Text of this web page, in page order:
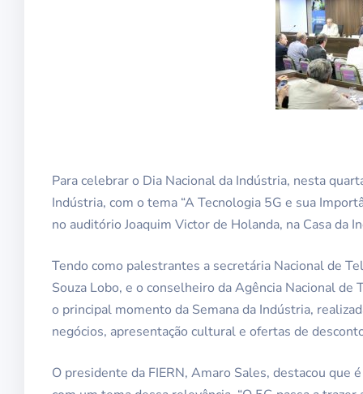
Para celebrar o Dia Nacional da Indústria, nesta
Indústria, com o tema “A Tecnologia 5G e sua
no auditório Joaquim Victor de Holanda, na Casa
Tendo como palestrantes a secretária Nacional de
Souza Lobo, e o conselheiro da Agência Nacional
o principal momento da Semana da Indústria,
negócios, apresentação cultural e ofertas de
O presidente da FIERN, Amaro Sales, destacou que